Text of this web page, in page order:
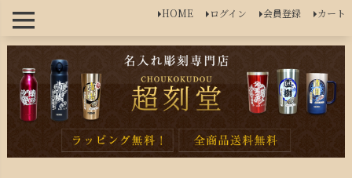
HOME ログイン 会員登録 カート